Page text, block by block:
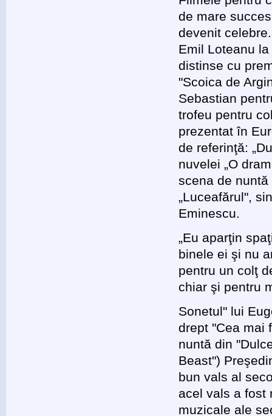
de mare
devenit
Emil Loteanu
distinse cu
"Scoica de
Sebastian
trofeu pentru
prezentat în
de referinţă:
nuvelei „O
scena de
„Luceafărul",
Eminescu.
„Eu aparţin
binele ei şi nu
pentru un colţ
chiar şi pentru
Sonetul" lui
drept "Cea mai
nuntă din
Beast")
bun vals al
acel vals a fost
muzicale ale